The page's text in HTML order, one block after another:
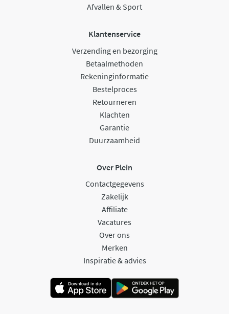
Afvallen & Sport
Klantenservice
Verzending en bezorging
Betaalmethoden
Rekeninginformatie
Bestelproces
Retourneren
Klachten
Garantie
Duurzaamheid
Over Plein
Contactgegevens
Zakelijk
Affiliate
Vacatures
Over ons
Merken
Inspiratie & advies